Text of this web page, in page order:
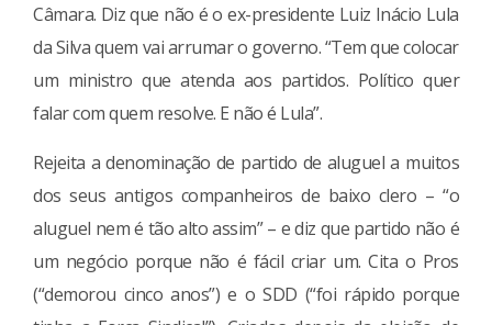
Câmara. Diz que não é o ex-presidente Luiz Inácio Lula
da Silva quem vai arrumar o governo. “Tem que colocar
um ministro que atenda aos partidos. Político quer
falar com quem resolve. E não é Lula”.
Rejeita a denominação de partido de aluguel a muitos
dos seus antigos companheiros de baixo clero – “o
aluguel nem é tão alto assim” – e diz que partido não é
um negócio porque não é fácil criar um. Cita o Pros
(“demorou cinco anos”) e o SDD (“foi rápido porque